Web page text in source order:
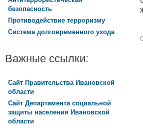
безопасность
Противодействие терроризму
Система долговременного ухода
Важные ссылки:
Сайт Правительства Ивановской
области
Сайт Департамента социальной
защиты населения Ивановской
области